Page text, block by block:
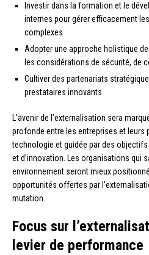
Investir dans la formation et le
internes pour gérer efficacement
complexes
Adopter une approche holistique
les considérations de sécurité, de
Cultiver des partenariats
prestataires innovants
L’avenir de l’externalisation sera
profonde entre les entreprises et leurs
technologie et guidée par des
et d’innovation. Les organisations qui
environnement seront mieux
opportunités offertes par
mutation.
Focus sur
levier de performance